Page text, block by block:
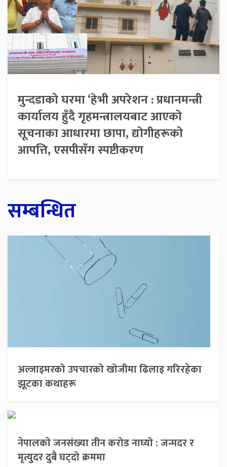
मुन्दडाको घरमा ‘हेभी अपरेशन : प्रधानमन्त्री
कार्यालय हुँदै गृहमन्त्रालयबाट आएको
सूचनाका आधारमा छापा, द्योगीहरूको
आपत्ति, एसपीसँग स्पष्टीकरण
सम्बन्धित
अल्जाइमरको उपचारको खोजीमा ढिलाइ गरिरहेका
झूटका कथाहरू
नेपालको जनसंख्या तीन करोड नाघ्यो : जन्मदर र
मृत्युदर दुबै घट्दो क्रममा